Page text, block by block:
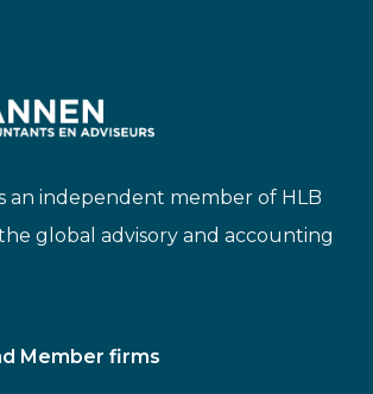
an independent member of HLB
global advisory and accounting
Member firms